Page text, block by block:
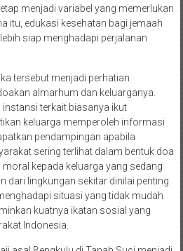
menjadi variabel yang memerlukan
itu, edukasi kesehatan bagi jemaah
siap menghadapi perjalanan
tersebut menjadi perhatian
almarhum dan keluarganya.
terkait biasanya ikut
keluarga memperoleh informasi
pendampingan apabila
sering terlihat dalam bentuk doa
kepada keluarga yang sedang
dari lingkungan sekitar dinilai penting
situasi yang tidak mudah
kuatnya ikatan sosial yang
Indonesia.